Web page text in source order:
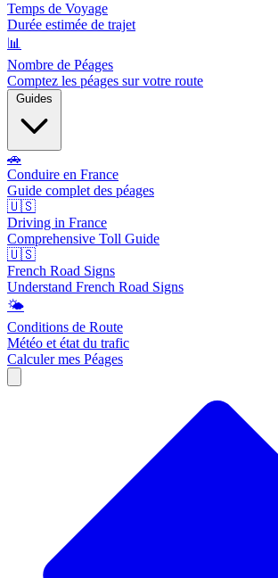
Temps de Voyage
Durée estimée de trajet
📊
Nombre de Péages
Comptez les péages sur votre route
Guides
🚗
Conduire en France
Guide complet des péages
🇺🇸
Driving in France
Comprehensive Toll Guide
🇺🇸
French Road Signs
Understand French Road Signs
🌤️
Conditions de Route
Météo et état du trafic
Calculer mes Péages